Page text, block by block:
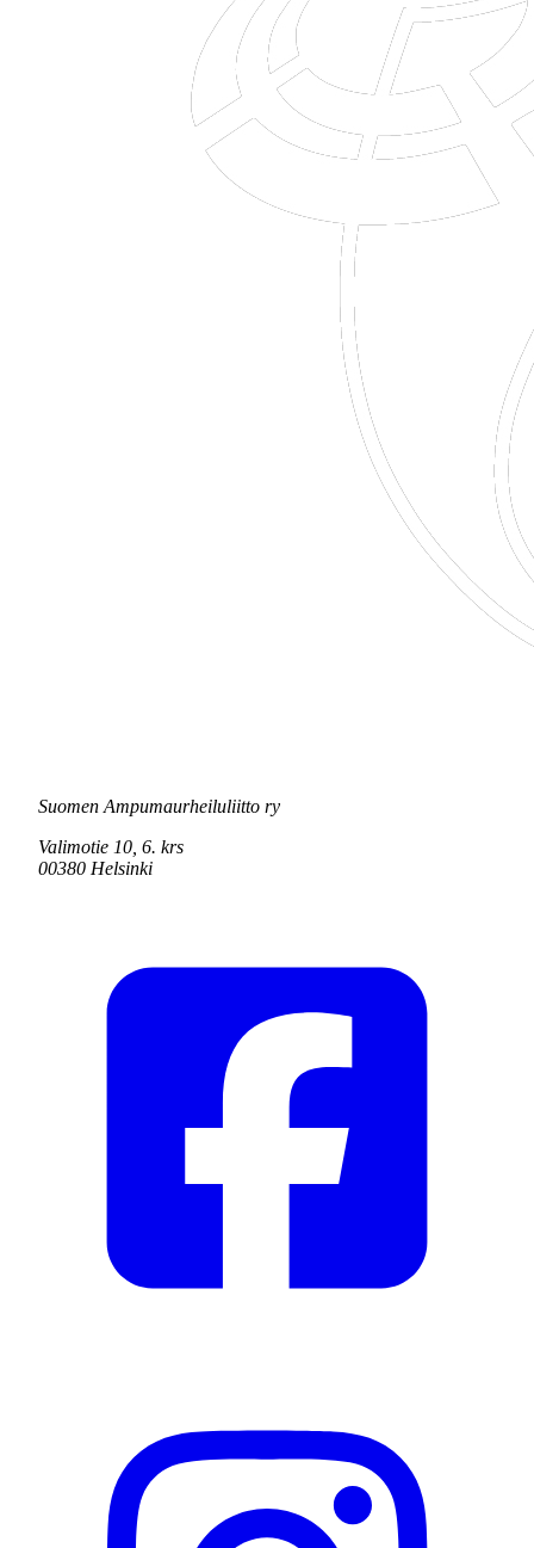
Suomen Ampumaurheiluliitto ry
Valimotie 10, 6. krs
00380 Helsinki